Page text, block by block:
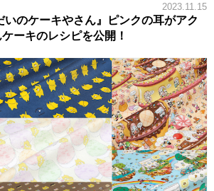
2023.11.15
いのケーキやさん』ピンクの耳がアク
ーキのレシピを公開！